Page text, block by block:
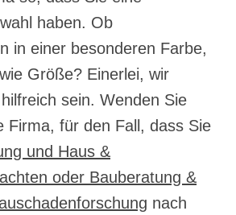
haben. Ob
in einer besonderen Farbe,
Größe? Einerlei, wir
sein. Wenden Sie
Firma, für den Fall, dass Sie
und Haus &
oder Bauberatung &
nach